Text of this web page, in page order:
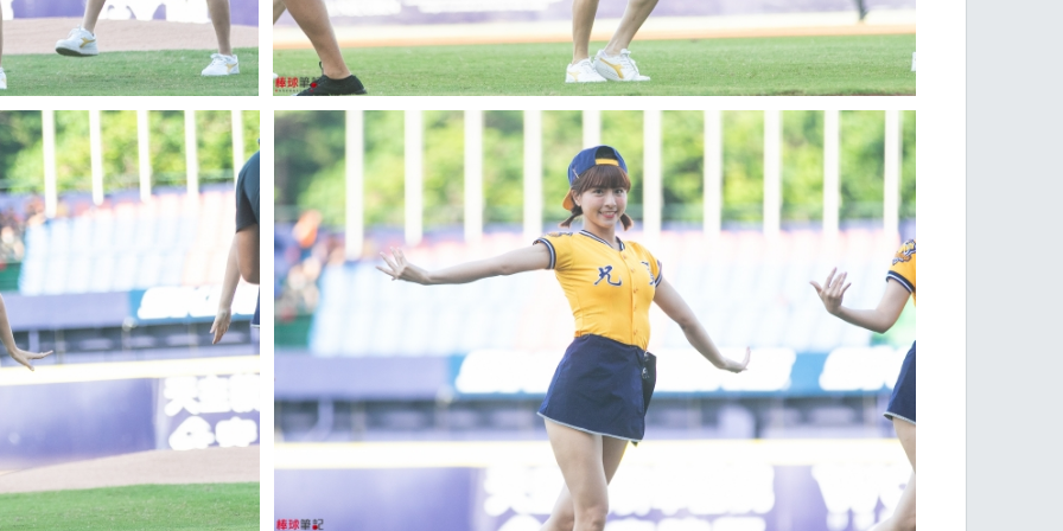
加入收藏 加入收藏
加入收藏 加入收藏